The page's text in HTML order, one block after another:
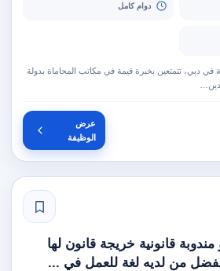
دوام كامل
في دبي، تتمتعين بخبرة قيمة في مكاتب المحاماة بدولة
عرض
الوظيفة
قانونية خريجة قانون لها
من لديه لغة للعمل في ...